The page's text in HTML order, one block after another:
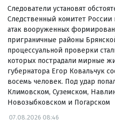
Следователи установят
Следственный комитет России
атак вооруженных
приграничные районы
процессуальной проверки
которых пострадали мирные
губернатора Егор Ковальчук
восемь человек. Под удар
Климовском, Суземском,
Новозыбковском и Погарском
07.08.2026 08:46